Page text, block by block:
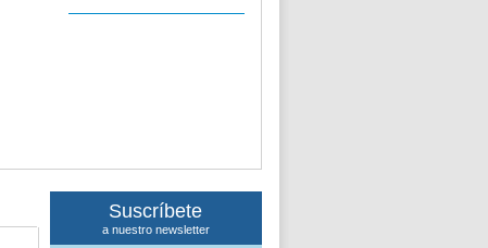
Suscríbete
a nuestro newsletter